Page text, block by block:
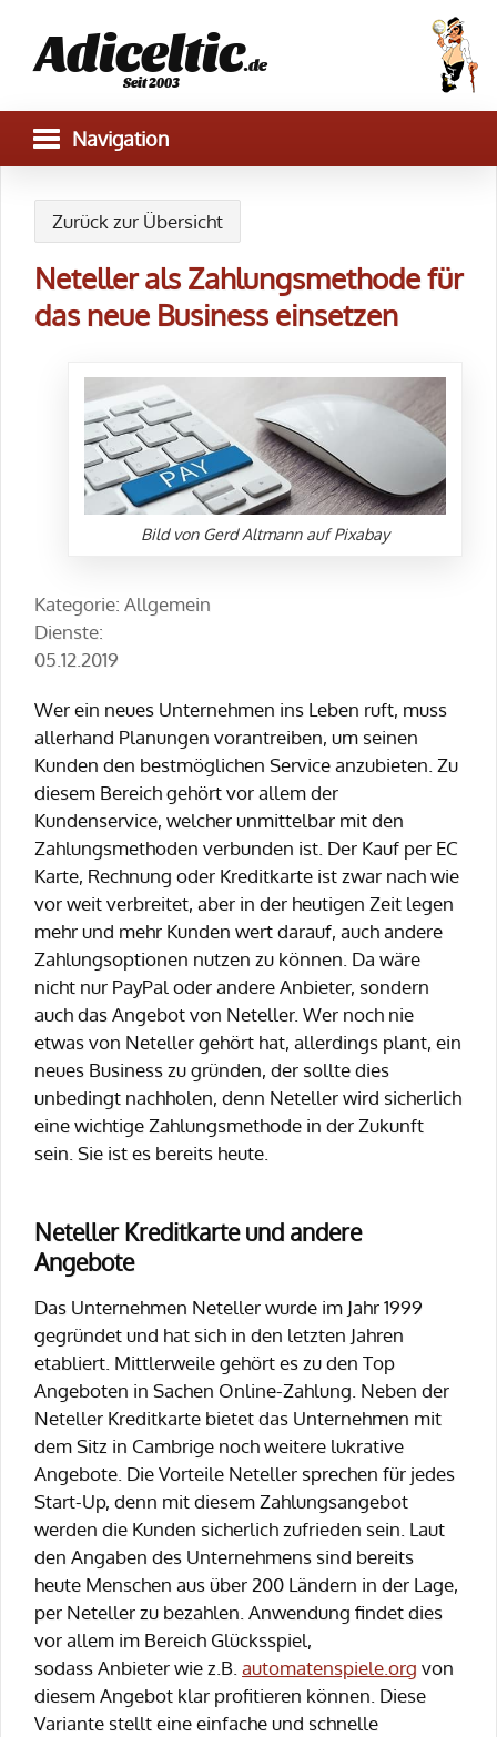
Adiceltic.de
Seit 2003
Zurück zur Übersicht
Neteller als Zahlungsmethode für
das neue Business einsetzen
Bild von Gerd Altmann auf Pixabay
Kategorie: Allgemein
Dienste:
05.12.2019
Wer ein neues Unternehmen ins Leben ruft, muss
allerhand Planungen vorantreiben, um seinen
Kunden den bestmöglichen Service anzubieten. Zu
diesem Bereich gehört vor allem der
Kundenservice, welcher unmittelbar mit den
Zahlungsmethoden verbunden ist. Der Kauf per EC
Karte, Rechnung oder Kreditkarte ist zwar nach wie
vor weit verbreitet, aber in der heutigen Zeit legen
mehr und mehr Kunden wert darauf, auch andere
Zahlungsoptionen nutzen zu können. Da wäre
nicht nur PayPal oder andere Anbieter, sondern
auch das Angebot von Neteller. Wer noch nie
etwas von Neteller gehört hat, allerdings plant, ein
neues Business zu gründen, der sollte dies
unbedingt nachholen, denn Neteller wird sicherlich
eine wichtige Zahlungsmethode in der Zukunft
sein. Sie ist es bereits heute.
Neteller Kreditkarte und andere
Angebote
Das Unternehmen Neteller wurde im Jahr 1999
gegründet und hat sich in den letzten Jahren
etabliert. Mittlerweile gehört es zu den Top
Angeboten in Sachen Online-Zahlung. Neben der
Neteller Kreditkarte bietet das Unternehmen mit
dem Sitz in Cambrige noch weitere lukrative
Angebote. Die Vorteile Neteller sprechen für jedes
Start-Up, denn mit diesem Zahlungsangebot
werden die Kunden sicherlich zufrieden sein. Laut
den Angaben des Unternehmens sind bereits
heute Menschen aus über 200 Ländern in der Lage,
per Neteller zu bezahlen. Anwendung findet dies
vor allem im Bereich Glücksspiel,
sodass Anbieter wie z.B.automatenspiele.org von
diesem Angebot klar profitieren können. Diese
Variante stellt eine einfache und schnelle